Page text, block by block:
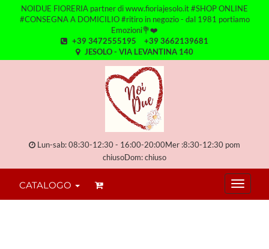
NOIDUE FIORERIA partner di www.fioriajesolo.it #SHOP ONLINE
#CONSEGNA A DOMICILIO #ritiro in negozio - dal 1981 portiamo
Emozioni💐❤️
+39 3472555195
+39 3662139681
JESOLO - VIA LEVANTINA 140
Lun-sab: 08:30-12:30 - 16:00-20:00Mer :8:30-12:30 pom
chiusoDom: chiuso
CATALOGO